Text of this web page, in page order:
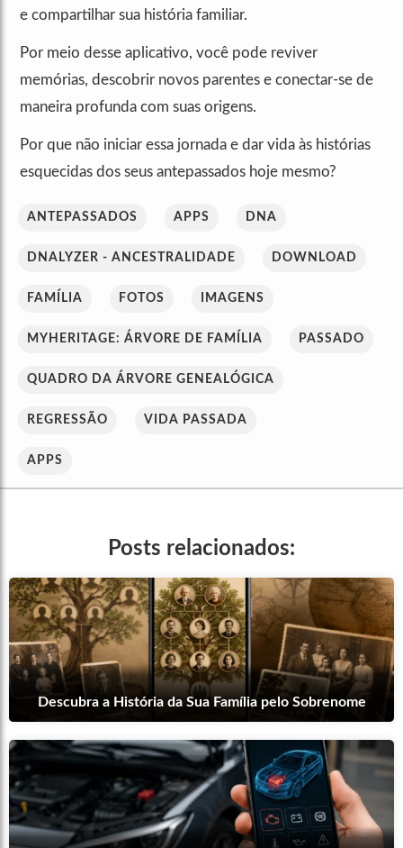
e compartilhar sua história familiar.
Por meio desse aplicativo, você pode reviver
memórias, descobrir novos parentes e conectar-se de
maneira profunda com suas origens.
Por que não iniciar essa jornada e dar vida às histórias
esquecidas dos seus antepassados hoje mesmo?
ANTEPASSADOS APPS DNA
DNALYZER - ANCESTRALIDADE DOWNLOAD
FAMÍLIA FOTOS IMAGENS
MYHERITAGE: ÁRVORE DE FAMÍLIA PASSADO
QUADRO DA ÁRVORE GENEALÓGICA
REGRESSÃO VIDA PASSADA
APPS
Posts relacionados:
Descubra a História da Sua Família pelo Sobrenome